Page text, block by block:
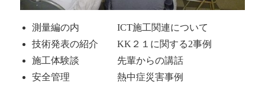
測量編の内 ICT施工関連について
技術発表の紹介 KK２１に関する2事例
施工体験談 先輩からの講話
安全管理 熱中症災害事例